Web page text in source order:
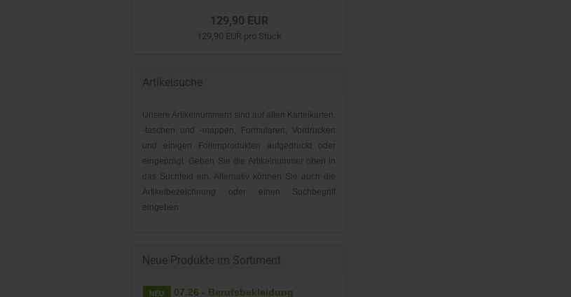
129,90 EUR
129,90 EUR pro Stück
Artikelsuche
Unsere Artikelnummern sind auf allen Karteikarten,
-taschen und -mappen, Formularen, Vordrucken
und einigen Folienprodukten aufgedruckt oder
eingeprägt. Geben Sie die Artikelnummer oben in
das Suchfeld ein. Alternativ können Sie auch die
Artikelbezeichnung oder einen Suchbegriff
eingeben.
Neue Produkte im Sortiment
07.26 - Berufsbekleidung